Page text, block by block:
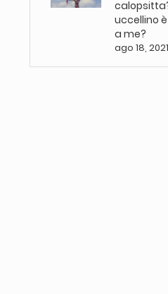
uccellino
a me?
ago 18, 2021